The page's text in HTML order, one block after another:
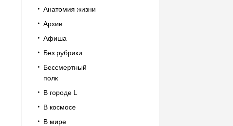
Анатомия жизни
Архив
Афиша
Без рубрики
Бессмертный
полк
В городе L
В космосе
В мире